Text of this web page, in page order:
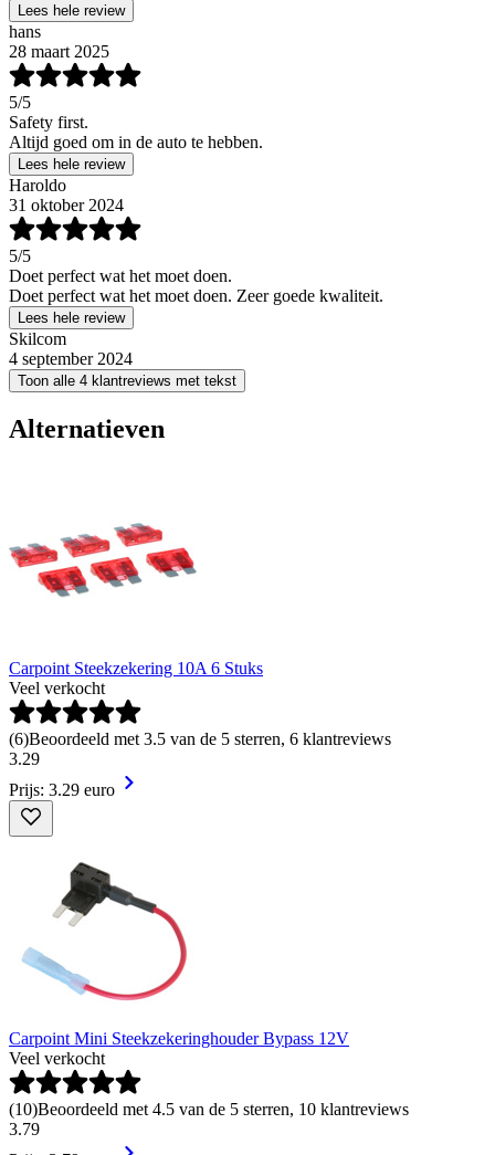
Lees hele review
hans
28 maart 2025
5/5
Safety first.
Altijd goed om in de auto te hebben.
Lees hele review
Haroldo
31 oktober 2024
5/5
Doet perfect wat het moet doen.
Doet perfect wat het moet doen. Zeer goede kwaliteit.
Lees hele review
Skilcom
4 september 2024
Toon alle 4 klantreviews met tekst
Alternatieven
Carpoint Steekzekering 10A 6 Stuks
Veel verkocht
(6)Beoordeeld met 3.5 van de 5 sterren, 6 klantreviews
3.29
Prijs: 3.29 euro
Carpoint Mini Steekzekeringhouder Bypass 12V
Veel verkocht
(10)Beoordeeld met 4.5 van de 5 sterren, 10 klantreviews
3.79